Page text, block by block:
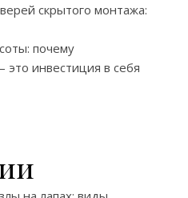
скрытого монтажа:
почему
инвестиция в себя